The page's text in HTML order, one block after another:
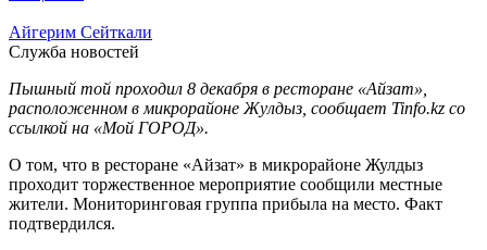
Айгерим Сейткали
Служба новостей
Пышный той проходил 8 декабря в ресторане «Айзат»,
расположенном в микрорайоне Жулдыз, сообщает Tinfo.kz со
ссылкой на «Мой ГОРОД».
О том, что в ресторане «Айзат» в микрорайоне Жулдыз
проходит торжественное мероприятие сообщили местные
жители. Мониторинговая группа прибыла на место. Факт
подтвердился.